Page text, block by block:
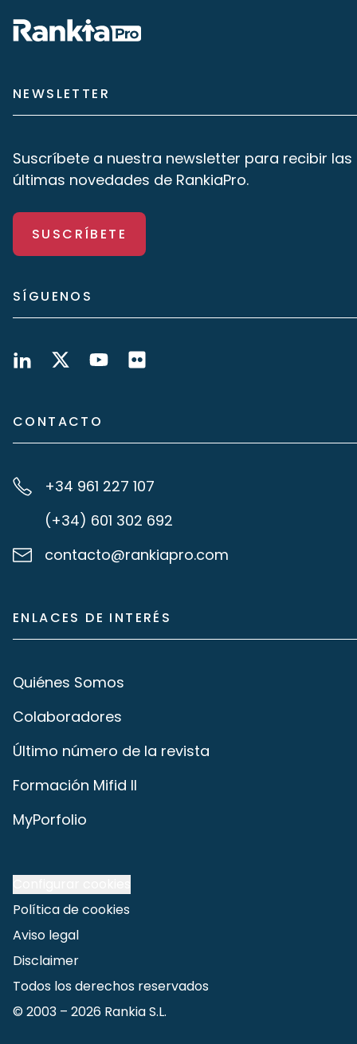
NEWSLETTER
Suscríbete a nuestra newsletter para recibir las
últimas novedades de RankiaPro.
SUSCRÍBETE
SÍGUENOS
CONTACTO
+34 961 227 107
(+34) 601 302 692
contacto@rankiapro.com
ENLACES DE INTERÉS
Quiénes Somos
Colaboradores
Último número de la revista
Formación Mifid II
MyPorfolio
Política de cookies
Aviso legal
Disclaimer
Todos los derechos reservados
© 2003 – 2026 Rankia S.L.